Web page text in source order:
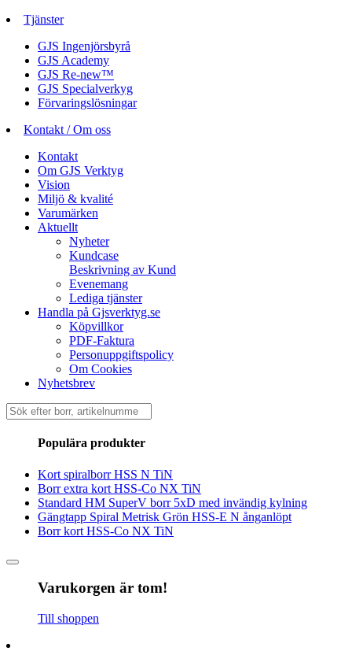
Tjänster
GJS Ingenjörsbyrå
GJS Academy
GJS Re-new™
GJS Specialverkyg
Förvaringslösningar
Kontakt / Om oss
Kontakt
Om GJS Verktyg
Vision
Miljö & kvalité
Varumärken
Aktuellt
Nyheter
Kundcase
Beskrivning av Kund
Evenemang
Lediga tjänster
Handla på Gjsverktyg.se
Köpvillkor
PDF-Faktura
Personuppgiftspolicy
Om Cookies
Nyhetsbrev
Sök
efter:
Populära produkter
Kort spiralborr HSS N TiN
Borr extra kort HSS-Co NX TiN
Standard HM SuperV borr 5xD med invändig kylning
Gängtapp Spiral Metrisk Grön HSS-E N ånganlöpt
Borr kort HSS-Co NX TiN
Varukorgen är tom!
Till shoppen